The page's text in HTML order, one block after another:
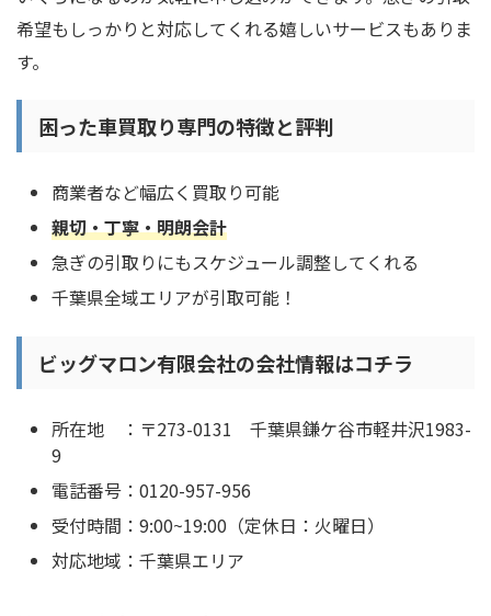
希望もしっかりと対応してくれる嬉しいサービスもありま
す。
困った車買取り専門の特徴と評判
商業者など幅広く買取り可能
親切・丁寧・明朗会計
急ぎの引取りにもスケジュール調整してくれる
千葉県全域エリアが引取可能！
ビッグマロン有限会社の会社情報はコチラ
所在地 ：〒273-0131 千葉県鎌ケ谷市軽井沢1983-
9
電話番号：0120-957-956
受付時間：9:00~19:00（定休日：火曜日）
対応地域：千葉県エリア